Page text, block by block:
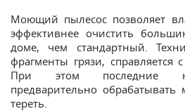
Моющий пылесос позволяет
эффективнее очистить
доме, чем стандартный.
фрагменты грязи, справляется
При этом последние
предварительно
тереть.